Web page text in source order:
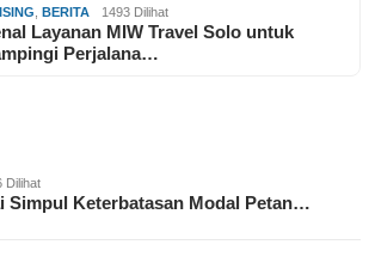
BERITA 1493 Dilihat
Layanan MIW Travel Solo untuk
Perjalana…
Dilihat
Simpul Keterbatasan Modal Petan…